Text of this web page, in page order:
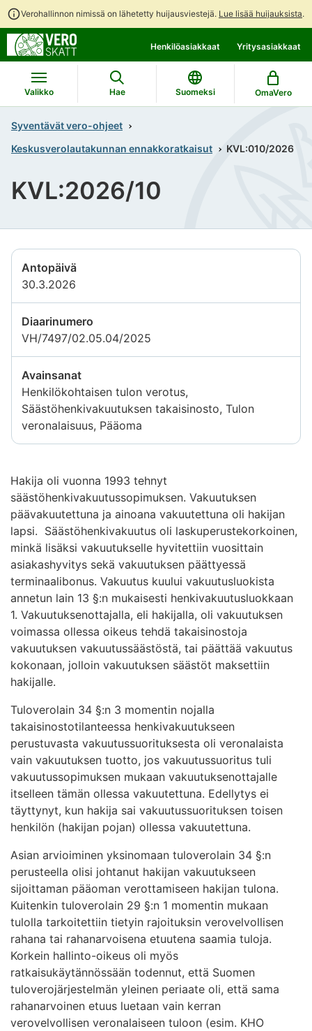
Verohallinnon nimissä on lähetetty huijausviestejä. Lue lisää huijauksista.
suoraan
sisältöön
koko
sivuston
hakuun
Henkilöasiakkaat Yritysasiakkaat
Valikko Hae Suomeksi OmaVero
Syventävät vero-ohjeet
Keskusverolautakunnan ennakkoratkaisut
KVL:010/2026
KVL:2026/10
Antopäivä
30.3.2026
Diaarinumero
VH/7497/02.05.04/2025
Avainsanat
Henkilökohtaisen tulon verotus,
Säästöhenkivakuutuksen takaisinosto, Tulon
veronalaisuus, Pääoma
Hakija oli vuonna 1993 tehnyt
säästöhenkivakuutussopimuksen. Vakuutuksen
päävakuutettuna ja ainoana vakuutettuna oli hakijan
lapsi. Säästöhenkivakuutus oli laskuperustekorkoinen,
minkä lisäksi vakuutukselle hyvitettiin vuosittain
asiakashyvitys sekä vakuutuksen päättyessä
terminaalibonus. Vakuutus kuului vakuutusluokista
annetun lain 13 §:n mukaisesti henkivakuutusluokkaan
1. Vakuutuksenottajalla, eli hakijalla, oli vakuutuksen
voimassa ollessa oikeus tehdä takaisinostoja
vakuutuksen vakuutussäästöstä, tai päättää vakuutus
kokonaan, jolloin vakuutuksen säästöt maksettiin
hakijalle.
Tuloverolain 34 §:n 3 momentin nojalla
takaisinostotilanteessa henkivakuutukseen
perustuvasta vakuutussuorituksesta oli veronalaista
vain vakuutuksen tuotto, jos vakuutussuoritus tuli
vakuutussopimuksen mukaan vakuutuksenottajalle
itselleen tämän ollessa vakuutettuna. Edellytys ei
täyttynyt, kun hakija sai vakuutussuorituksen toisen
henkilön (hakijan pojan) ollessa vakuutettuna.
Asian arvioiminen yksinomaan tuloverolain 34 §:n
perusteella olisi johtanut hakijan vakuutukseen
sijoittaman pääoman verottamiseen hakijan tulona.
Kuitenkin tuloverolain 29 §:n 1 momentin mukaan
tulolla tarkoitettiin tietyin rajoituksin verovelvollisen
rahana tai rahanarvoisena etuutena saamia tuloja.
Korkein hallinto-oikeus oli myös
ratkaisukäytännössään todennut, että Suomen
tuloverojärjestelmän yleinen periaate oli, että sama
rahanarvoinen etuus luetaan vain kerran
verovelvollisen veronalaiseen tuloon (esim. KHO